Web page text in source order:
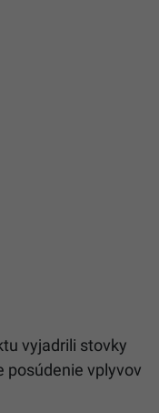
vyjadrili stovky
posúdenie vplyvov